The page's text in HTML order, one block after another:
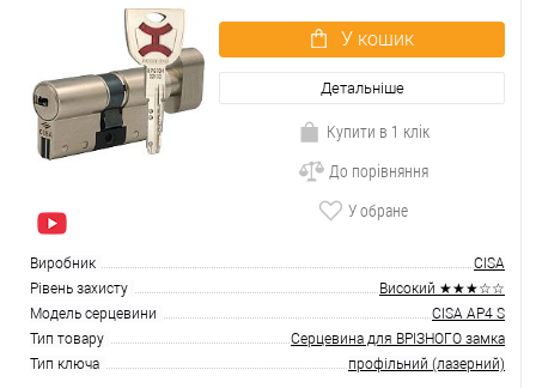
У кошик
Детальніше
Купити в 1 клік
До порівняння
У обране
Виробник
CISA
Рівень захисту
Високий ★★★☆☆
Модель серцевини
CISA AP4 S
Тип товару
Серцевина для ВРІЗНОГО замка
Тип ключа
профільний (лазерний)